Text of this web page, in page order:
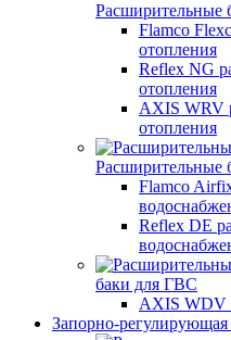
Расширительные
Flamco
отопления
Reflex NG
отопления
AXIS WRV
отопления
Расширительные
Flamco
Reflex DЕ
баки для ГВС
AXIS WDV
Запорно-регулирующая